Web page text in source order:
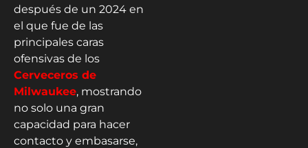
después de un 2024 en
el que fue de las
principales caras
ofensivas de los
Cerveceros de
Milwaukee, mostrando
no solo una gran
capacidad para hacer
contacto y embasarse,